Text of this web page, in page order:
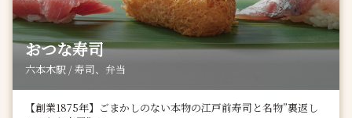
おつな寿司
六本木駅 / 寿司、弁当
【創業1875年】ごまかしのない本物の江戸前寿司と名物”裏返し